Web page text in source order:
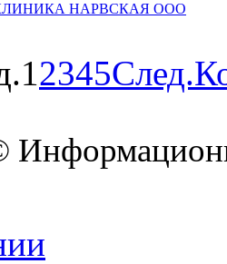
НАРВСКАЯ ООО
12345След.